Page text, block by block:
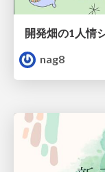
開発畑の1人情
nag8